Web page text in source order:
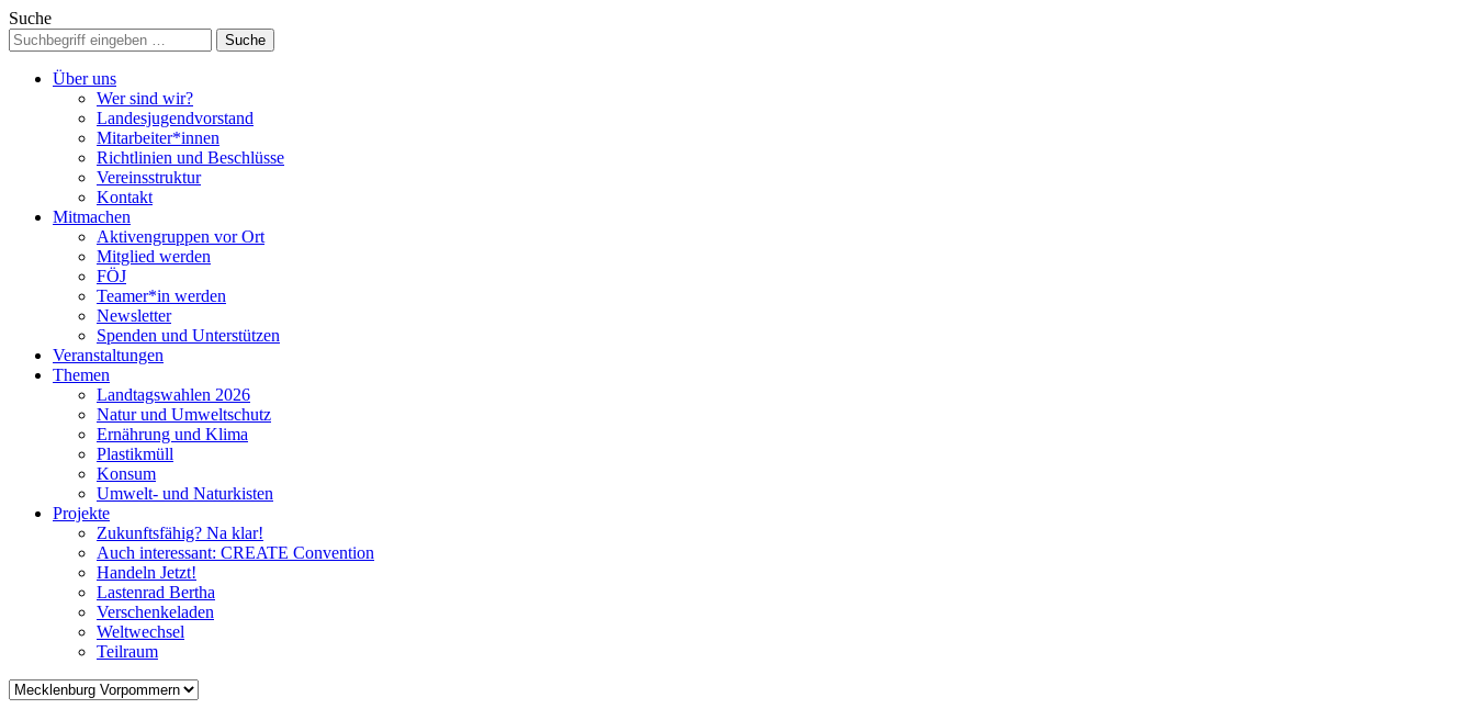
Suche
Über uns
Wer sind wir?
Landesjugendvorstand
Mitarbeiter*innen
Richtlinien und Beschlüsse
Vereinsstruktur
Kontakt
Mitmachen
Aktivengruppen vor Ort
Mitglied werden
FÖJ
Teamer*in werden
Newsletter
Spenden und Unterstützen
Veranstaltungen
Themen
Landtagswahlen 2026
Natur und Umweltschutz
Ernährung und Klima
Plastikmüll
Konsum
Umwelt- und Naturkisten
Projekte
Zukunftsfähig? Na klar!
Auch interessant: CREATE Convention
Handeln Jetzt!
Lastenrad Bertha
Verschenkeladen
Weltwechsel
Teilraum